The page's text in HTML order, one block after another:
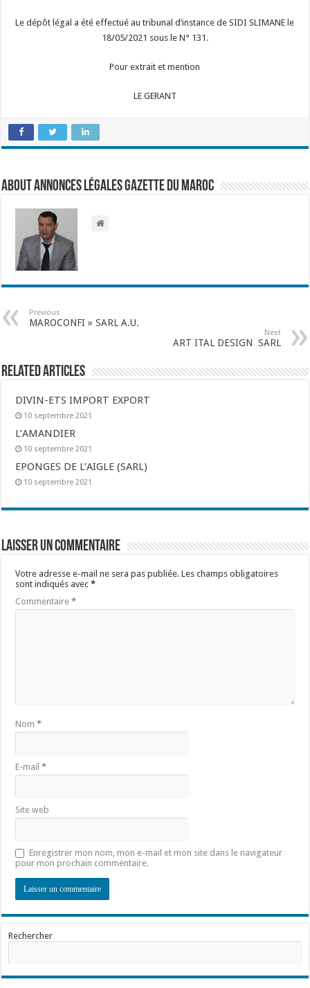
Le dépôt légal a été effectué au tribunal d’instance de SIDI SLIMANE le
18/05/2021 sous le N° 131.
Pour extrait et mention
LE GERANT
About Annonces légales Gazette du Maroc
Previous
MAROCONFI » SARL A.U.
Next
ART ITAL DESIGN SARL
Related Articles
DIVIN-ETS IMPORT EXPORT
10 septembre 2021
L’AMANDIER
10 septembre 2021
EPONGES DE L’AIGLE (SARL)
10 septembre 2021
Laisser un commentaire
Votre adresse e-mail ne sera pas publiée. Les champs obligatoires
sont indiqués avec*
Commentaire*
Nom*
E-mail*
Site web
Enregistrer mon nom, mon e-mail et mon site dans le navigateur
pour mon prochain commentaire.
Rechercher